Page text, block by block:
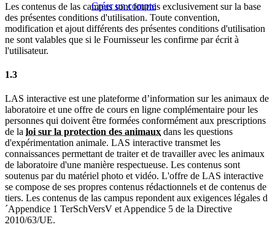
Créer un compte
Les contenus de las campus sont fournis exclusivement sur la base
des présentes conditions d'utilisation. Toute convention,
modification et ajout différents des présentes conditions d'utilisation
ne sont valables que si le Fournisseur les confirme par écrit à
l'utilisateur.
1.3
LAS interactive est une plateforme d’information sur les animaux de
laboratoire et une offre de cours en ligne complémentaire pour les
personnes qui doivent être formées conformément aux prescriptions
de la loi sur la protection des animaux dans les questions
d'expérimentation animale. LAS interactive transmet les
connaissances permettant de traiter et de travailler avec les animaux
de laboratoire d'une manière respectueuse. Les contenus sont
soutenus par du matériel photo et vidéo. L'offre de LAS interactive
se compose de ses propres contenus rédactionnels et de contenus de
tiers. Les contenus de las campus repondent aux exigences légales d
´Appendice 1 TerSchVersV et Appendice 5 de la Directive
2010/63/UE.